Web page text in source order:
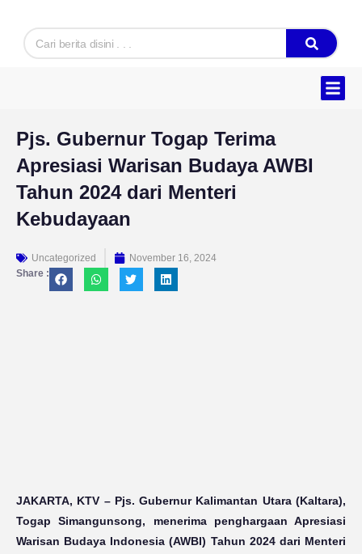
content
Search
Pjs. Gubernur Togap Terima
Apresiasi Warisan Budaya AWBI
Tahun 2024 dari Menteri
Kebudayaan
Uncategorized
November 16, 2024
Share :
JAKARTA, KTV – Pjs. Gubernur Kalimantan Utara (Kaltara),
Togap Simangunsong, menerima penghargaan Apresiasi
Warisan Budaya Indonesia (AWBI) Tahun 2024 dari Menteri